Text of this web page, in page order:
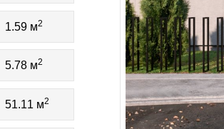
1.59 м2
5.78 м2
51.11 м2